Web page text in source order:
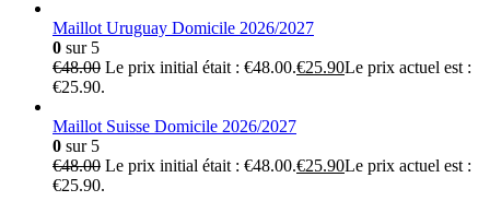
Maillot Uruguay Domicile 2026/2027
0 sur 5
€48.00 Le prix initial était : €48.00.€25.90Le prix actuel est :
€25.90.
Maillot Suisse Domicile 2026/2027
0 sur 5
€48.00 Le prix initial était : €48.00.€25.90Le prix actuel est :
€25.90.